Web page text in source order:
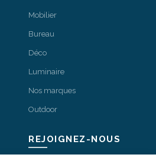
Mobilier
Bureau
Déco
Luminaire
Nos marques
Outdoor
REJOIGNEZ-NOUS